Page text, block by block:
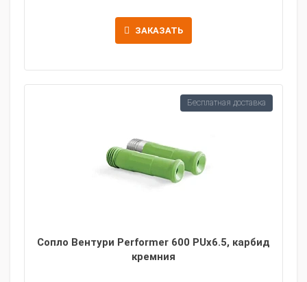
ЗАКАЗАТЬ
Сопло Вентури Performer 600 PUx6.5, карбид
кремния
Бесплатная доставка